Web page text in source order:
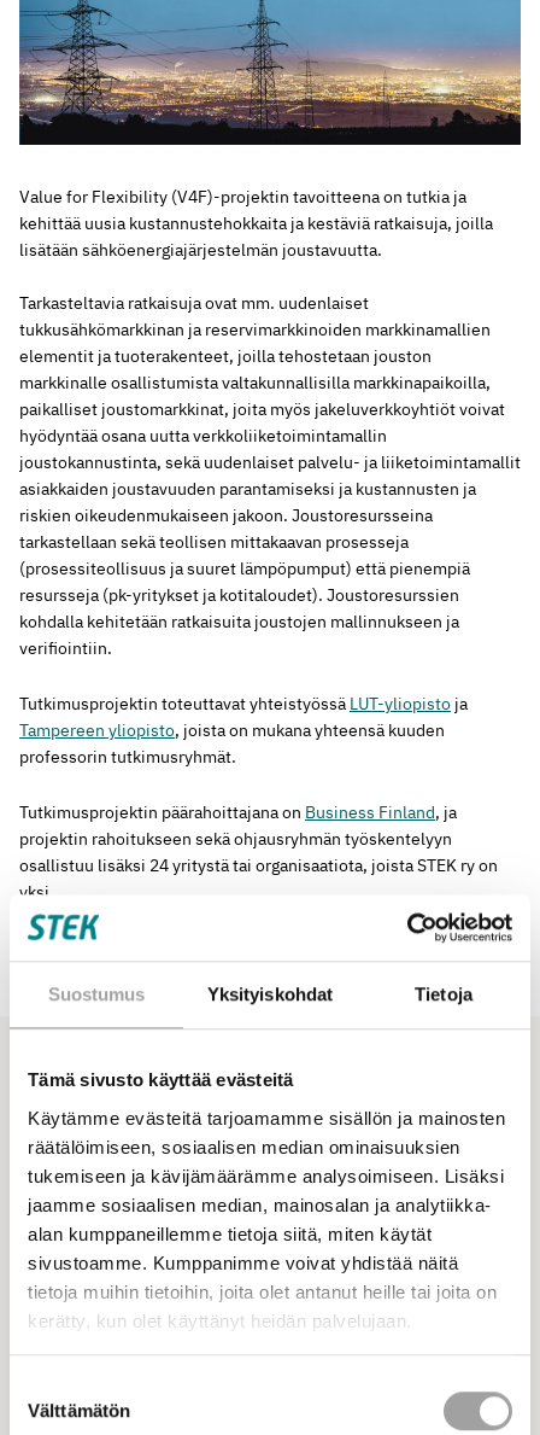
Suostumus Yksityiskohdat Tietoja
Tämä sivusto käyttää evästeitä
Käytämme evästeitä tarjoamamme sisällön ja mainosten
räätälöimiseen, sosiaalisen median ominaisuuksien
tukemiseen ja kävijämäärämme analysoimiseen. Lisäksi
jaamme sosiaalisen median, mainosalan ja analytiikka-
alan kumppaneillemme tietoja siitä, miten käytät
sivustoamme. Kumppanimme voivat yhdistää näitä
tietoja muihin tietoihin, joita olet antanut heille tai joita on
kerätty, kun olet käyttänyt heidän palvelujaan.
valinta
Välttämätön
Value for Flexibility (V4F)-projektin tavoitteena on tutkia ja
kehittää uusia kustannustehokkaita ja kestäviä ratkaisuja, joilla
lisätään sähköenergiajärjestelmän joustavuutta.
Tarkasteltavia ratkaisuja ovat mm. uudenlaiset
tukkusähkömarkkinan ja reservimarkkinoiden markkinamallien
elementit ja tuoterakenteet, joilla tehostetaan jouston
markkinalle osallistumista valtakunnallisilla markkinapaikoilla,
paikalliset joustomarkkinat, joita myös jakeluverkkoyhtiöt voivat
hyödyntää osana uutta verkkoliiketoimintamallin
joustokannustinta, sekä uudenlaiset palvelu- ja liiketoimintamallit
asiakkaiden joustavuuden parantamiseksi ja kustannusten ja
riskien oikeudenmukaiseen jakoon. Joustoresursseina
tarkastellaan sekä teollisen mittakaavan prosesseja
(prosessiteollisuus ja suuret lämpöpumput) että pienempiä
resursseja (pk-yritykset ja kotitaloudet). Joustoresurssien
kohdalla kehitetään ratkaisuita joustojen mallinnukseen ja
verifiointiin.
Tutkimusprojektin toteuttavat yhteistyössä LUT-yliopisto ja
Tampereen yliopisto, joista on mukana yhteensä kuuden
professorin tutkimusryhmät.
Tutkimusprojektin päärahoittajana on Business Finland, ja
projektin rahoitukseen sekä ohjausryhmän työskentelyyn
osallistuu lisäksi 24 yritystä tai organisaatiota, joista STEK ry on
yksi.
Projektin verkkosivut löytyvät osoitteesta:
Muut projektit
Katso myös
Katso kaikki